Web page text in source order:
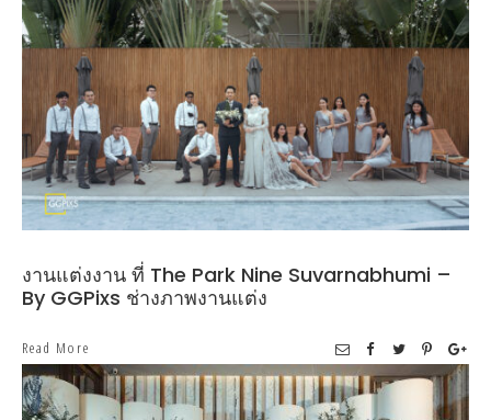
งานแต่งงาน ที่ The Park Nine Suvarnabhumi –
By GGPixs ช่างภาพงานแต่ง
Read More